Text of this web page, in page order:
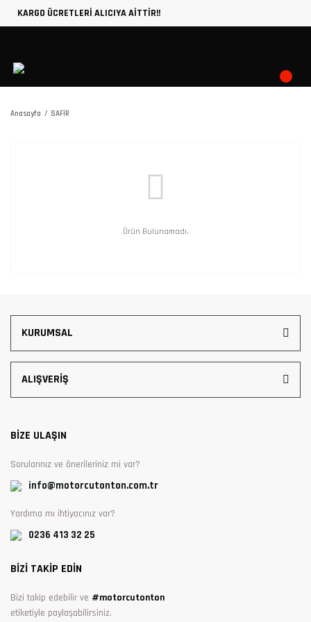
KARGO ÜCRETLERİ ALICIYA AİTTİR!!
Anasayfa SAFİR
Ürün Bulunamadı.
KURUMSAL
ALIŞVERİŞ
BİZE ULAŞIN
Sorularınız ve önerileriniz mi var?
info@motorcutonton.com.tr
Yardıma mı ihtiyacınız var?
0236 413 32 25
BİZİ TAKİP EDİN
Bizi takip edebilir ve #motorcutonton
etiketiyle paylaşabilirsiniz.